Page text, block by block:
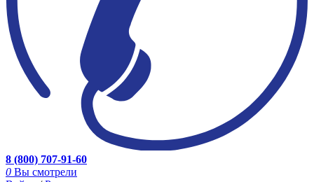
8 (800) 707-91-60
0 Вы смотрели